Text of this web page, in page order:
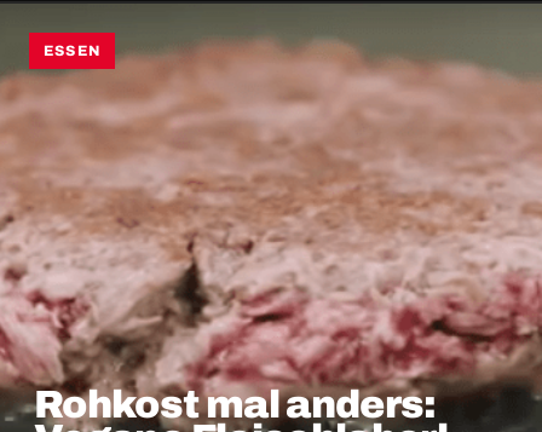
ESSEN
Rohkost mal anders: